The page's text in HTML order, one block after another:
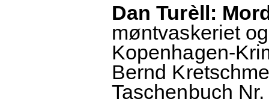
Dan Turèll:
møntvaskeriet
Kopenhagen-
Bernd
Taschenbuch